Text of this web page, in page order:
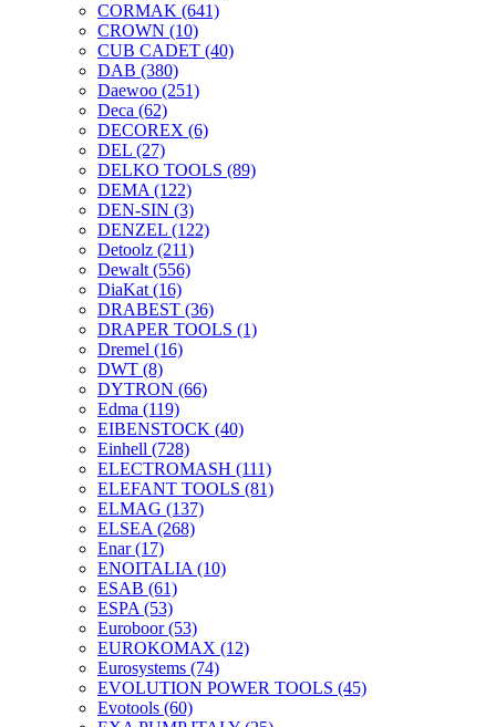
CORMAK (641)
CROWN (10)
CUB CADET (40)
DAB (380)
Daewoo (251)
Deca (62)
DECOREX (6)
DEL (27)
DELKO TOOLS (89)
DEMA (122)
DEN-SIN (3)
DENZEL (122)
Detoolz (211)
Dewalt (556)
DiaKat (16)
DRABEST (36)
DRAPER TOOLS (1)
Dremel (16)
DWT (8)
DYTRON (66)
Edma (119)
EIBENSTOCK (40)
Einhell (728)
ELECTROMASH (111)
ELEFANT TOOLS (81)
ELMAG (137)
ELSEA (268)
Enar(17)
ENOITALIA (10)
ESAB (61)
ESPA (53)
Euroboor(53)
EUROKOMAX (12)
Eurosystems (74)
EVOLUTION POWER TOOLS (45)
Evotools (60)